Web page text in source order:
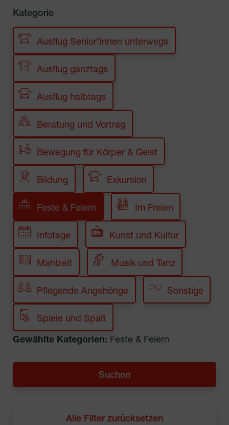
Kategorie
Ausflug Senior*innen unterwegs
Ausflug ganztags
Ausflug halbtags
Beratung und Vortrag
Bewegung für Körper & Geist
Bildung Exkursion
Feste & Feiern Im Freien
Infotage Kunst und Kultur
Mahlzeit Musik und Tanz
Pflegende Angehörige Sonstige
Spiele und Spaß
Gewählte Kategorien: Feste & Feiern
Alle Filter zurücksetzen